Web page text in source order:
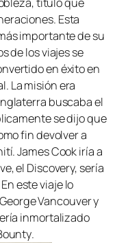
título que
Esta
importante de su
de los viajes se
en éxito en
La misión era
buscaba el
se dijo que
fin devolver a
James Cook iría a
el Discovery, sería
este viaje lo
Vancouver y
inmortalizado
.